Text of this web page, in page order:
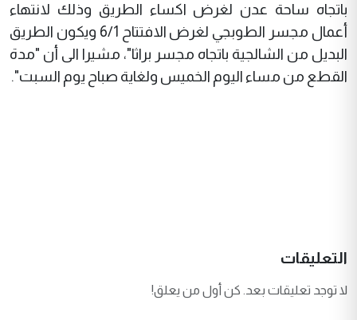
باتجاه ساحة عدن لغرض اكساء الطريق وذلك لانتهاء
أعمال مجسر الطوبجي لغرض الافتتاح 6/1 ويكون الطريق
البديل من الشالجية باتجاه مجسر براثا"، مشيرا الى أن "مدة
القطع من مساء اليوم الخميس ولغاية صباح يوم السبت".
التعليقات
لا توجد تعليقات بعد. كن أول من يعلق!